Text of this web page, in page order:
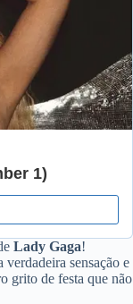
Lady Gaga!
verdadeira sensação e
grito de festa que não